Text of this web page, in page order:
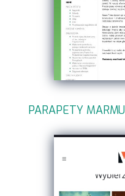
PARAPETY